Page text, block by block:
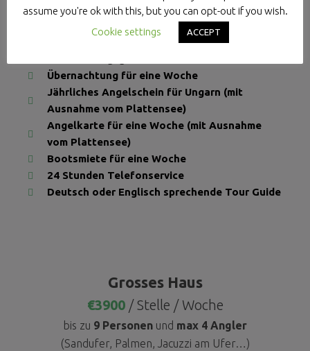
Übernachtung für eine Woche
Jährliches Angelschein für Ungarn (mit
Ausnahme vom Plattensee)
Angelkarte für eine Woche (mit Ausnahme
vom Plattensee)
Bootsmiete für eine Woche
24 Stunden Telefonservice
Deutsch oder Englisch sprechende Tour Guide
Grosses Haus
€3900/ Stelle / Woche
bis zu 9 Personen und max 4 Angler
(Sandufer, Palmen, Jacuzzi am Ufer…)
assume you're ok with this, but you can opt-out if you wish.
Cookie settings
ACCEPT